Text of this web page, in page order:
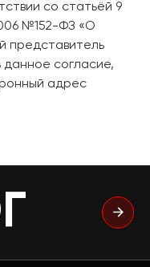
со статьёй 9
№152-ФЗ «О
представитель
данное согласие,
адрес